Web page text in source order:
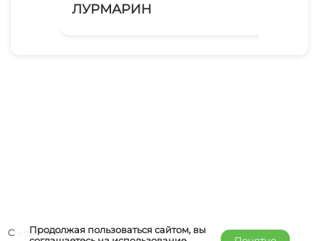
ЛУРМАРИН
Продолжая пользоваться сайтом, вы
О компании